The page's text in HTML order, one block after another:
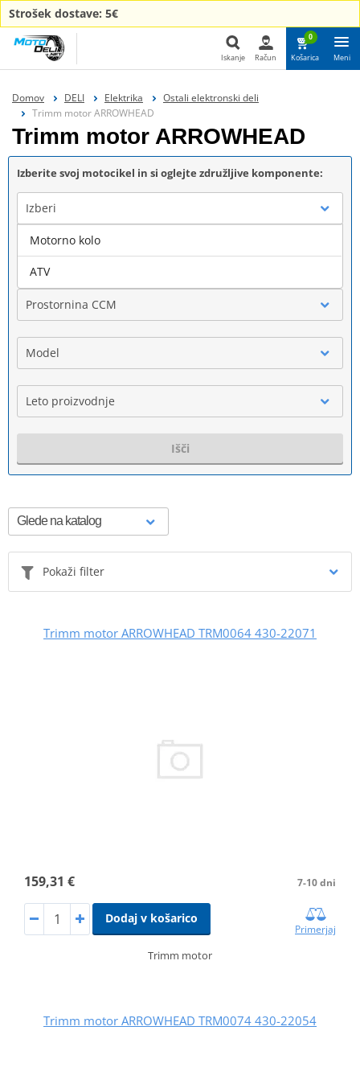
Strošek dostave: 5€
Iskanje Račun
0
Košarica Meni
Domov DELI Elektrika
Ostali elektronski deli
Trimm motor ARROWHEAD
Trimm motor ARROWHEAD
Izberite svoj motocikel in si oglejte združljive komponente:
Izberi
Blagovna znamka
Prostornina CCM
Model
Leto proizvodnje
Išči
Pokaži filter
Trimm motor ARROWHEAD TRM0064 430-22071
159,31 € 7-10 dni
Dodaj v košarico
Primerjaj
Trimm motor
Trimm motor ARROWHEAD TRM0074 430-22054
Motorno kolo
ATV